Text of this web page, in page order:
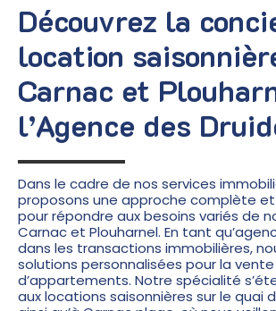
Découvrez la
location
Carnac et
l’Agence des
Dans le cadre de nos services
proposons une approche complète
pour répondre aux besoins variés de
Carnac et Plouharnel. En tant
dans les transactions immobilières,
solutions personnalisées pour la
d’appartements. Notre spécialité
aux locations saisonnières sur le quai